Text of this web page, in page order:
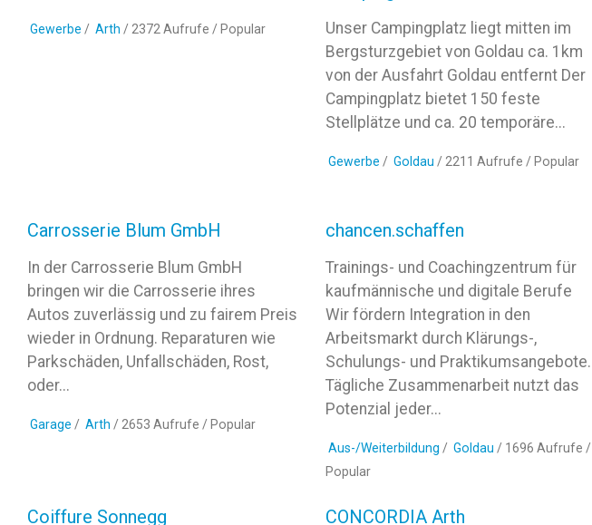
Gewerbe / Arth / 2372 Aufrufe / Popular
Unser Campingplatz liegt mitten im
Bergsturzgebiet von Goldau ca. 1km
von der Ausfahrt Goldau entfernt Der
Campingplatz bietet 150 feste
Stellplätze und ca. 20 temporäre...
Gewerbe / Goldau / 2211 Aufrufe / Popular
Carrosserie Blum GmbH
In der Carrosserie Blum GmbH
bringen wir die Carrosserie ihres
Autos zuverlässig und zu fairem Preis
wieder in Ordnung. Reparaturen wie
Parkschäden, Unfallschäden, Rost,
oder...
Garage / Arth / 2653 Aufrufe / Popular
chancen.schaffen
Trainings- und Coachingzentrum für
kaufmännische und digitale Berufe
Wir fördern Integration in den
Arbeitsmarkt durch Klärungs-,
Schulungs- und Praktikumsangebote.
Tägliche Zusammenarbeit nutzt das
Potenzial jeder...
Aus-/Weiterbildung / Goldau / 1696 Aufrufe /
Popular
Coiffure Sonnegg CONCORDIA Arth